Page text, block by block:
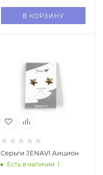
В КОРЗИНУ
Серьги JENAVI Аицион
Есть в наличии: 1